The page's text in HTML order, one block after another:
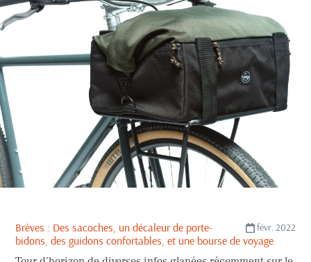
févr. 2022
Brèves : Des sacoches, un décaleur de porte-
bidons, des guidons confortables, et une bourse de voyage